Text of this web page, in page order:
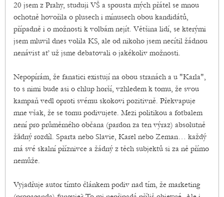
20 jsem z Prahy, studuji VŠ a spousta mých přátel se mnou
ochotně hovořila o plusech i mínusech obou kandidátů,
případně i o možnosti k volbám nejít. Většina lidí, se kterými
jsem mluvil dnes volila KS, ale od nikoho jsem necítil žádnou
nenávist ať už jsme debatovali o jakékoliv možnosti.
Nepopírám, že fanatici existují na obou stranách a u "Karla",
to s nimi bude asi o chlup horší, vzhledem k tomu, že svou
kampaň vedl oproti svému skokovi pozitivně. Překvapuje
mne však, že se tomu podivujete. Mezi politikou a fotbalem
není pro průměrného občana (pardon za ten výraz) absolutně
žǎdný rozdíl. Sparta nebo Slavie, Karel nebo Zeman… každý
má své skalní příznivce a žádný z těch subjektů si za ně přímo
nemůže.
Vyjadřuje autor tímto článkem podiv nad tím, že marketing